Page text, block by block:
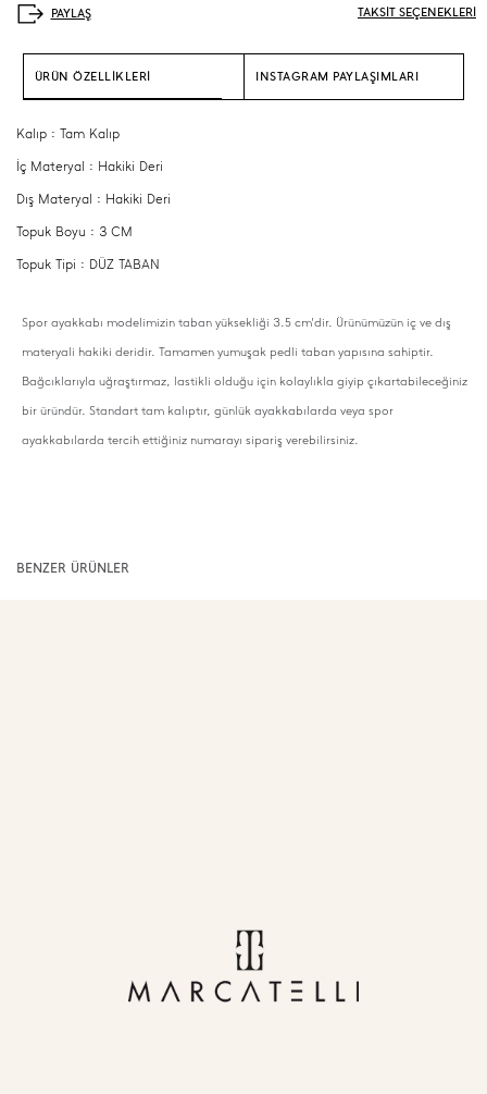
TAKSİT SEÇENEKLERİ
ÜRÜN ÖZELLİKLERİ INSTAGRAM PAYLAŞIMLARI
Kalıp : Tam Kalıp
İç Materyal : Hakiki Deri
Dış Materyal : Hakiki Deri
Topuk Boyu : 3 CM
Topuk Tipi : DÜZ TABAN
Spor ayakkabı modelimizin taban yüksekliği 3.5 cm'dir. Ürünümüzün iç ve dış
materyali hakiki deridir. Tamamen yumuşak pedli taban yapısına sahiptir.
Bağcıklarıyla uğraştırmaz, lastikli olduğu için kolaylıkla giyip çıkartabileceğiniz
bir üründür. Standart tam kalıptır, günlük ayakkabılarda veya spor
ayakkabılarda tercih ettiğiniz numarayı sipariş verebilirsiniz.
BENZER ÜRÜNLER